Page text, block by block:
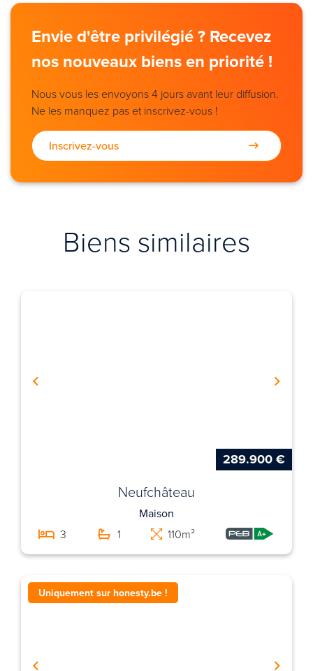
Envie d'être privilégié ? Recevez
nos nouveaux biens en priorité !
Nous vous les envoyons 4 jours avant leur diffusion.
Ne les manquez pas et inscrivez-vous !
Inscrivez-vous
Biens similaires
289.900 €
Neufchâteau
Maison
3
1 110m²
Uniquement sur honesty.be !